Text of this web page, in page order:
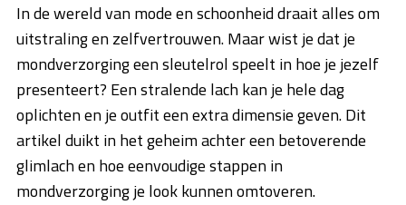
In de wereld van mode en schoonheid draait alles om
uitstraling en zelfvertrouwen. Maar wist je dat je
mondverzorging een sleutelrol speelt in hoe je jezelf
presenteert? Een stralende lach kan je hele dag
oplichten en je outfit een extra dimensie geven. Dit
artikel duikt in het geheim achter een betoverende
glimlach en hoe eenvoudige stappen in
mondverzorging je look kunnen omtoveren.